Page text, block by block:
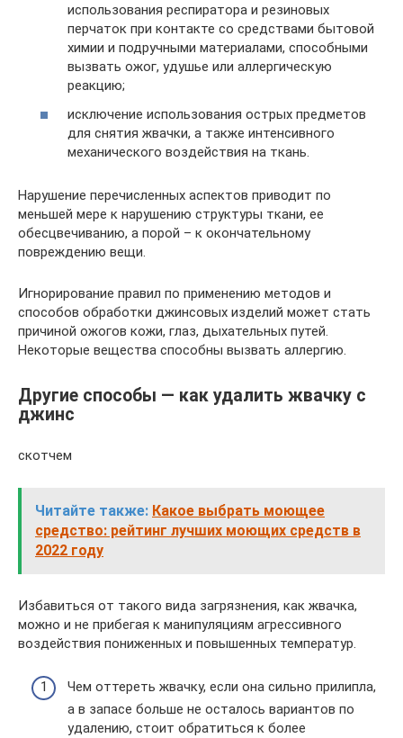
использования респиратора и резиновых
перчаток при контакте со средствами бытовой
химии и подручными материалами, способными
вызвать ожог, удушье или аллергическую
реакцию;
исключение использования острых предметов
для снятия жвачки, а также интенсивного
механического воздействия на ткань.
Нарушение перечисленных аспектов приводит по
меньшей мере к нарушению структуры ткани, ее
обесцвечиванию, а порой – к окончательному
повреждению вещи.
Игнорирование правил по применению методов и
способов обработки джинсовых изделий может стать
причиной ожогов кожи, глаз, дыхательных путей.
Некоторые вещества способны вызвать аллергию.
Другие способы — как удалить жвачку с
джинс
скотчем
Читайте также: Какое выбрать моющее
средство: рейтинг лучших моющих средств в
2022 году
Избавиться от такого вида загрязнения, как жвачка,
можно и не прибегая к манипуляциям агрессивного
воздействия пониженных и повышенных температур.
Чем оттереть жвачку, если она сильно прилипла,
а в запасе больше не осталось вариантов по
удалению, стоит обратиться к более